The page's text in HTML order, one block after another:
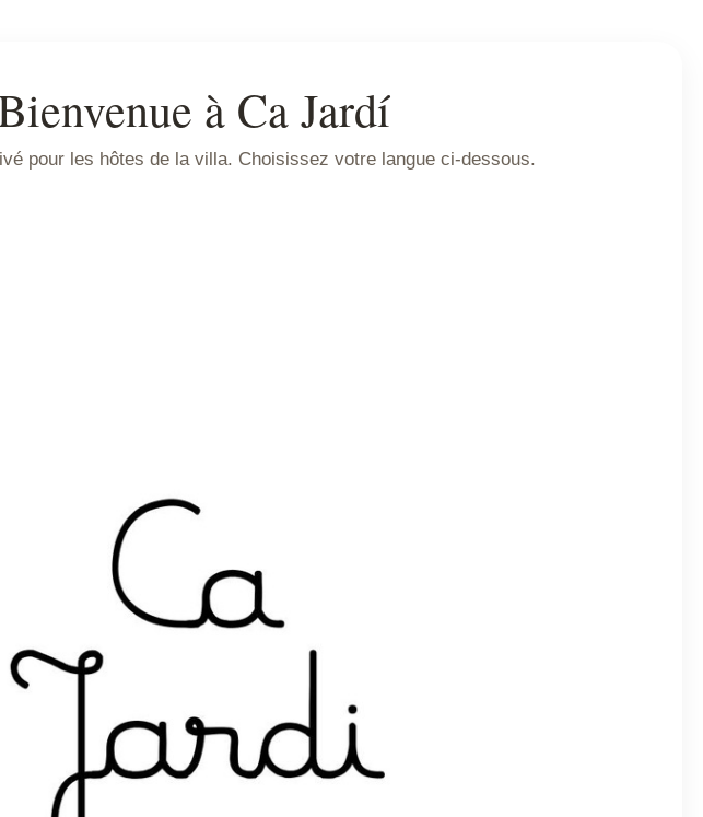
à Ca Jardí
pour les hôtes de la villa. Choisissez votre langue ci-dessous.